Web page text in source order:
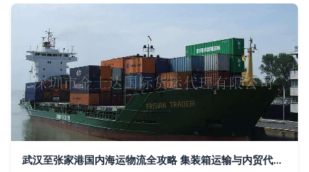
武汉至张家港国内海运物流全攻略 集装箱运输与内贸代理服务详解